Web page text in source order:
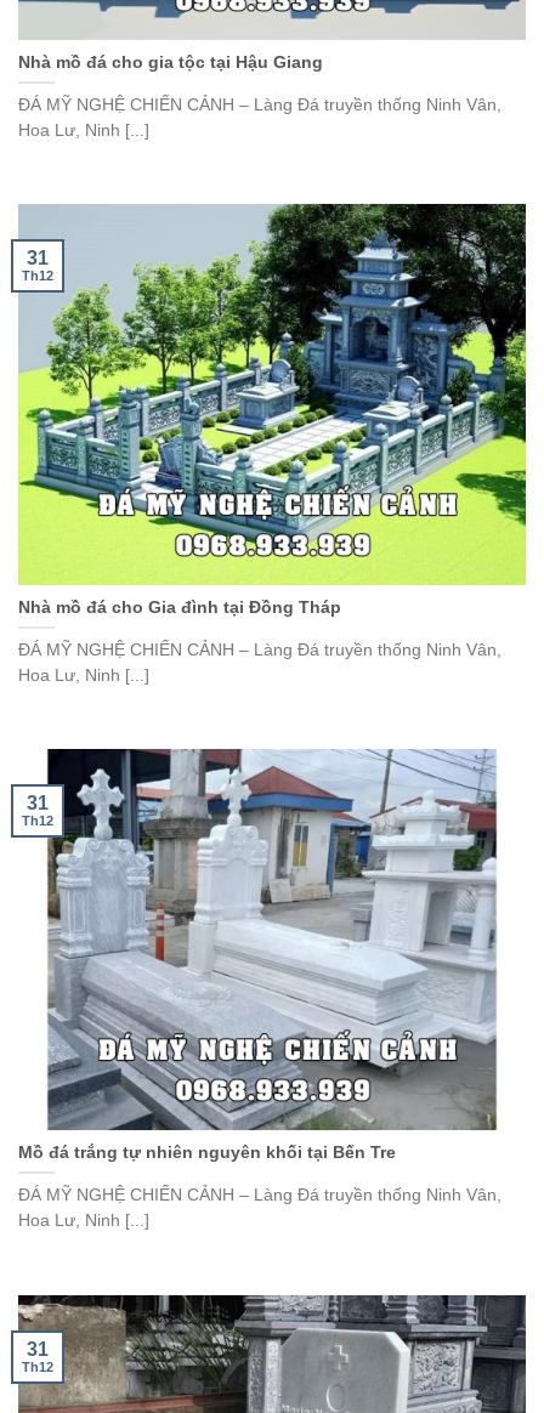
Nhà mồ đá cho gia tộc tại Hậu Giang
ĐÁ MỸ NGHỆ CHIẾN CẢNH – Làng Đá truyền thống Ninh Vân,
Hoa Lư, Ninh [...]
Nhà mồ đá cho Gia đình tại Đồng Tháp
ĐÁ MỸ NGHỆ CHIẾN CẢNH – Làng Đá truyền thống Ninh Vân,
Hoa Lư, Ninh [...]
31
Th12
Mồ đá trắng tự nhiên nguyên khối tại Bến Tre
ĐÁ MỸ NGHỆ CHIẾN CẢNH – Làng Đá truyền thống Ninh Vân,
Hoa Lư, Ninh [...]
31
Th12
31
Th12